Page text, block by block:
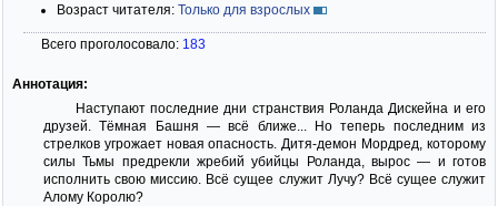
Возраст читателя: Только для взрослых
Всего проголосовало: 183
Аннотация:
Наступают последние дни странствия Роланда Дискейна и его
друзей. Тёмная Башня — всё ближе... Но теперь последним из
стрелков угрожает новая опасность. Дитя-демон Мордред, которому
силы Тьмы предрекли жребий убийцы Роланда, вырос — и готов
исполнить свою миссию. Всё сущее служит Лучу? Всё сущее служит
Алому Королю?